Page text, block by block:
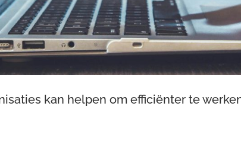
kan helpen om efficiënter te